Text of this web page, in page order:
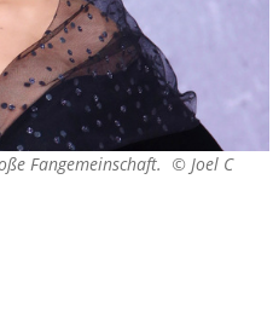
Fangemeinschaft. © Joel C